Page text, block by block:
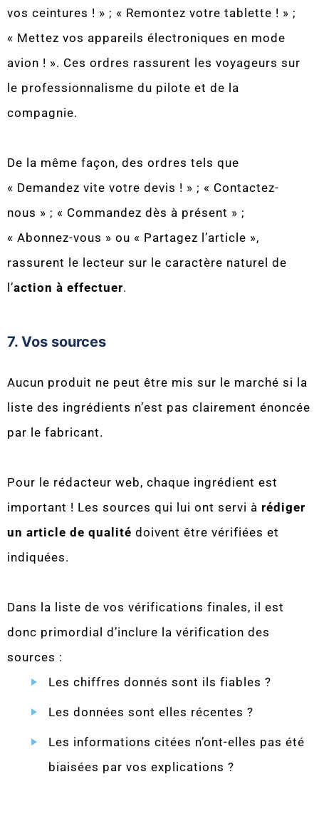
vos ceintures ! » ; « Remontez votre tablette ! » ;
« Mettez vos appareils électroniques en mode
avion ! ». Ces ordres rassurent les voyageurs sur
le professionnalisme du pilote et de la
compagnie.
De la même façon, des ordres tels que
« Demandez vite votre devis ! » ; « Contactez-
nous » ; « Commandez dès à présent » ;
« Abonnez-vous » ou « Partagez l’article »,
rassurent le lecteur sur le caractère naturel de
l’action à effectuer.
7. Vos sources
Aucun produit ne peut être mis sur le marché si la
liste des ingrédients n’est pas clairement énoncée
par le fabricant.
Pour le rédacteur web, chaque ingrédient est
important ! Les sources qui lui ont servi à rédiger
un article de qualité doivent être vérifiées et
indiquées.
Dans la liste de vos vérifications finales, il est
donc primordial d’inclure la vérification des
sources :
Les chiffres donnés sont ils fiables ?
Les données sont elles récentes ?
Les informations citées n’ont-elles pas été
biaisées par vos explications ?